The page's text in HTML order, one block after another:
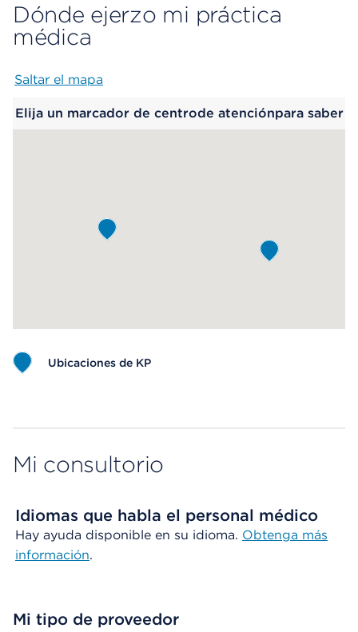
Dónde ejerzo mi práctica
médica
Saltar el mapa
Elija un marcador de centrode atenciónpara saber
Ubicaciones de KP
Mi consultorio
Idiomas que habla el personal médico
Hay ayuda disponible en su idioma. Obtenga más
información.
Mi tipo de proveedor